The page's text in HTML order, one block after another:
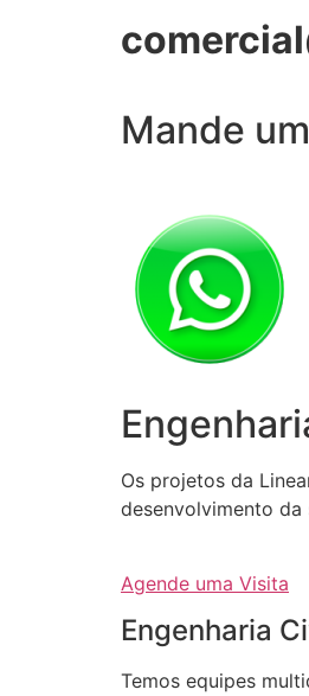
Mande
Os projetos da
desenvolvimento da
Agende uma Visita
Engenharia
Temos equipes